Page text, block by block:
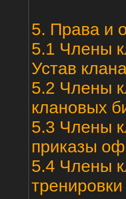
5. Права и
5.1 Члены
Устав
5.2 Члены
клановых
5.3 Члены
приказы
5.4 Члены